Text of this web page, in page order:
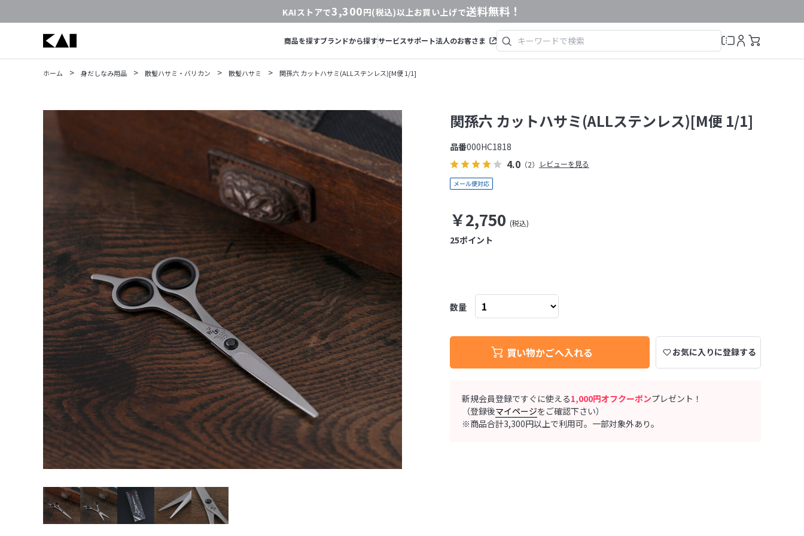
KAIストアで3,300円(税込)以上お買い上げで送料無料！
商品を探すブランドから探すサービスサポート法人のお客さま
ホーム > 身だしなみ用品 > 散髪ハサミ・バリカン > 散髪ハサミ > 関孫六 カットハサミ(ALLステンレス)[M便 1/1]
4.0 （2） レビューを見る
関孫六 カットハサミ(ALLステンレス)[M便 1/1]
￥2,750
品番000HC1818
ポイント
25
数量
買い物かごへ入れる お気に入りに登録する
新規会員登録ですぐに使える1,000円オフクーポンプレゼント！
（登録後マイページをご確認下さい）
※商品合計3,300円以上で利用可。一部対象外あり。